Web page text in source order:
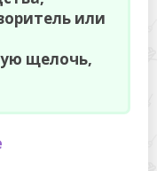
или
щелочь,